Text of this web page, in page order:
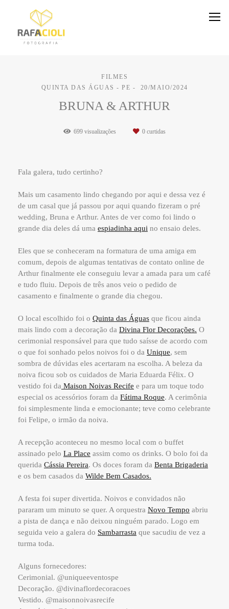
FILMES
QUINTA DAS ÁGUAS - PE
20/MAIO/2024
BRUNA & ARTHUR
699 visualizações 0 curtidas
Fala galera, tudo certinho?
Mais um casamento lindo chegando por aqui e dessa vez é
de um casal que já passou por aqui quando fizeram o pré
wedding, Bruna e Arthur. Antes de ver como foi lindo o
grande dia deles dá uma espiadinha aqui no ensaio deles.
Eles que se conheceram na formatura de uma amiga em
comum, depois de algumas tentativas de contato online de
Arthur finalmente ele conseguiu levar a amada para um café
e tudo fluiu. Depois de três anos veio o pedido de
casamento e finalmente o grande dia chegou.
O local escolhido foi o Quinta das Águas que ficou ainda
mais lindo com a decoração da Divina Flor Decorações. O
cerimonial responsável para que tudo saísse de acordo com
o que foi sonhado pelos noivos foi o da Unique, sem
sombra de dúvidas eles acertaram na escolha. A beleza da
noiva ficou sob os cuidados de Maria Eduarda Félix. O
vestido foi da Maison Noivas Recife e para um toque todo
especial os acessórios foram da Fátima Roque. A cerimônia
foi simplesmente linda e emocionante; teve como celebrante
foi Felipe, o irmão da noiva.
A recepção aconteceu no mesmo local com o buffet
assinado pelo La Place assim como os drinks. O bolo foi da
querida Cássia Pereira. Os doces foram da Benta Brigaderia
e os bem casados da Wilde Bem Casados.
A festa foi super divertida. Noivos e convidados não
pararam um minuto se quer. A orquestra Novo Tempo abriu
a pista de dança e não deixou ninguém parado. Logo em
seguida veio a galera do Sambarrasta que sacudiu de vez a
turma toda.
Alguns fornecedores:
Cerimonial. @uniqueeventospe
Decoração. @divinaflordecoracoes
Vestido. @maisonnoivasrecife